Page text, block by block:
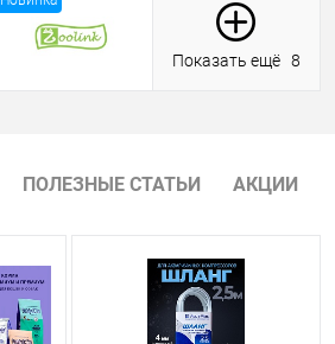
Показать ещё 8
ПОЛЕЗНЫЕ СТАТЬИ АКЦИИ